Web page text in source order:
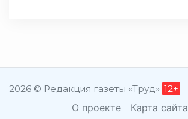
2026 © Редакция газеты «Труд» 12+
О проекте Карта сайта